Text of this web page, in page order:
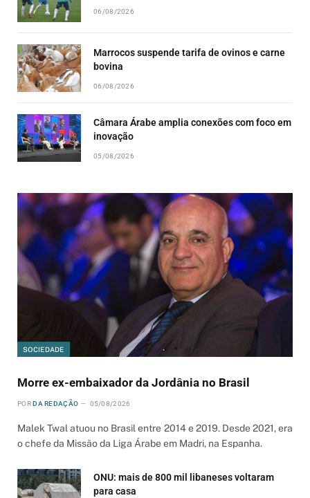
06/08/2026
Marrocos suspende tarifa de ovinos e carne
bovina
06/08/2026
Câmara Árabe amplia conexões com foco em
inovação
05/08/2026
SOCIEDADE
Morre ex-embaixador da Jordânia no Brasil
POR DA REDAÇÃO 05/08/2026
Malek Twal atuou no Brasil entre 2014 e 2019. Desde 2021, era
o chefe da Missão da Liga Árabe em Madri, na Espanha.
ONU: mais de 800 mil libaneses voltaram
para casa